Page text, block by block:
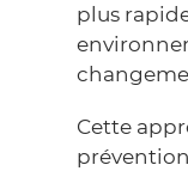
plus
Cette